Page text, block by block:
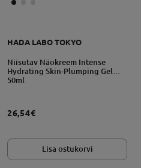
HADA LABO TOKYO
Niisutav Näokreem Intense
Hydrating Skin-Plumping Gel
50ml
26,54€
Lisa ostukorvi